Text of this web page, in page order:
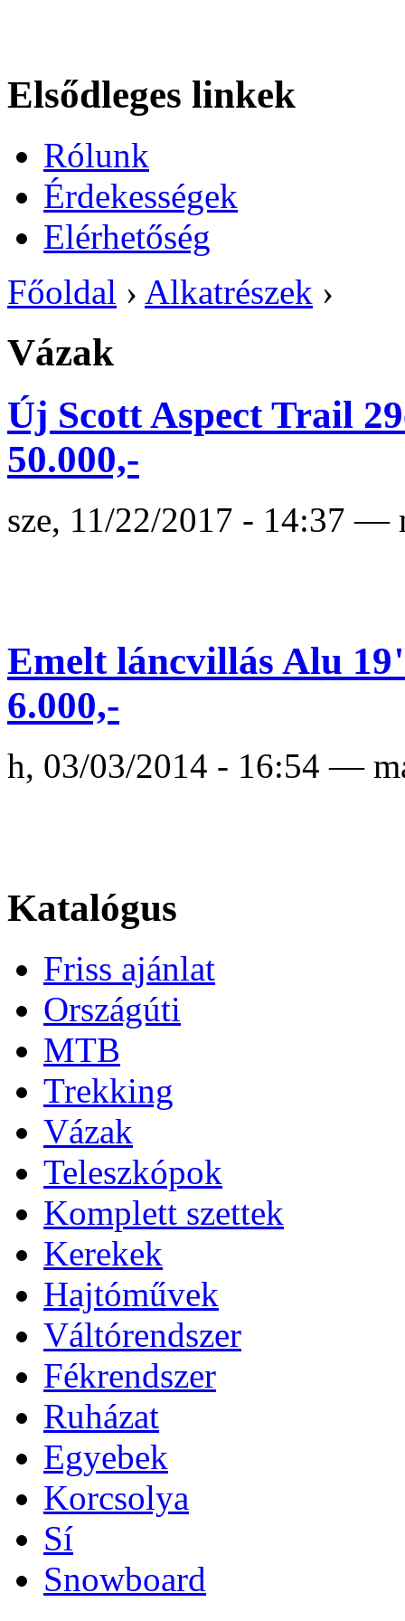
Elsődleges linkek
Rólunk
Érdekességek
Elérhetőség
Főoldal › Alkatrészek ›
Vázak
Új Scott Aspect Trail
50.000,-
sze, 11/22/2017 - 14:37 —
Emelt láncvillás Alu
6.000,-
h, 03/03/2014 - 16:54 —
Katalógus
Friss ajánlat
Országúti
MTB
Trekking
Vázak
Teleszkópok
Komplett szettek
Kerekek
Hajtóművek
Váltórendszer
Fékrendszer
Ruházat
Egyebek
Korcsolya
Sí
Snowboard